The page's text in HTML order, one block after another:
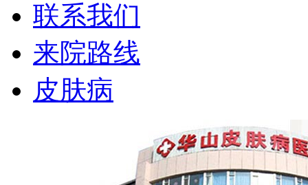
联系我们
来院路线
皮肤病